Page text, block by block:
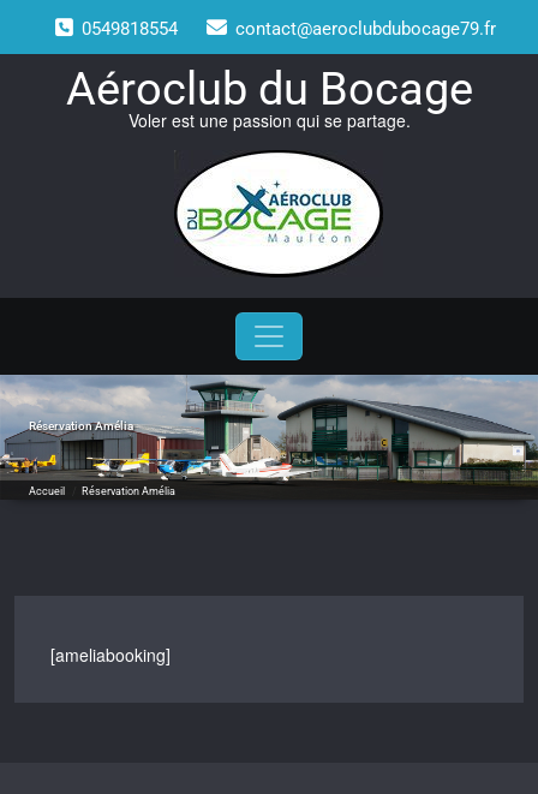
content
0549818554 contact@aeroclubdubocage79.fr
Aéroclub du Bocage
Voler est une passion qui se partage.
Réservation Amélia
Accueil Réservation Amélia
[ameliabooking]